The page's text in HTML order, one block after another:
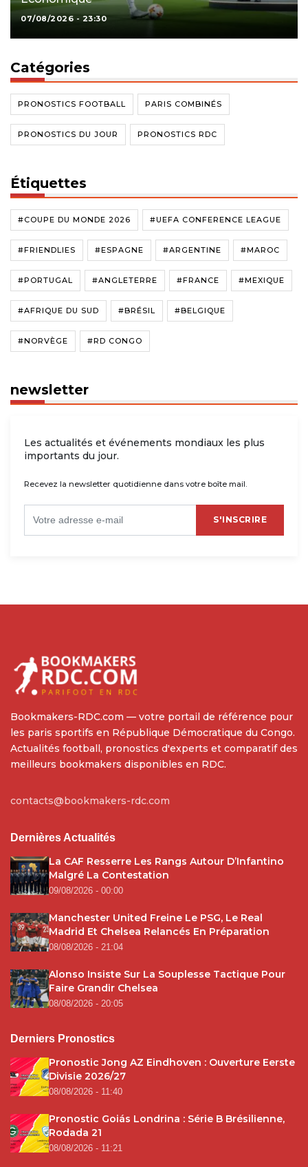
07/08/2026 - 23:30
Catégories
PRONOSTICS FOOTBALL PARIS COMBINÉS
PRONOSTICS DU JOUR PRONOSTICS RDC
Étiquettes
#COUPE DU MONDE 2026 #UEFA CONFERENCE LEAGUE
#FRIENDLIES #ESPAGNE #ARGENTINE #MAROC
#PORTUGAL #ANGLETERRE #FRANCE #MEXIQUE
#AFRIQUE DU SUD #BRÉSIL #BELGIQUE
#NORVÈGE #RD CONGO
newsletter
Les actualités et événements mondiaux les plus
importants du jour.
Recevez la newsletter quotidienne dans votre boîte mail.
S'INSCRIRE
Bookmakers-RDC.com — votre portail de référence pour
les paris sportifs en République Démocratique du Congo.
Actualités football, pronostics d'experts et comparatif des
meilleurs bookmakers disponibles en RDC.
contacts@bookmakers-rdc.com
Dernières Actualités
La CAF Resserre Les Rangs Autour D’Infantino
Malgré La Contestation
09/08/2026 - 00:00
Manchester United Freine Le PSG, Le Real
Madrid Et Chelsea Relancés En Préparation
08/08/2026 - 21:04
Alonso Insiste Sur La Souplesse Tactique Pour
Faire Grandir Chelsea
08/08/2026 - 20:05
Derniers Pronostics
Pronostic Jong AZ Eindhoven : Ouverture Eerste
Divisie 2026/27
08/08/2026 - 11:40
Pronostic Goiás Londrina : Série B Brésilienne,
Rodada 21
08/08/2026 - 11:21